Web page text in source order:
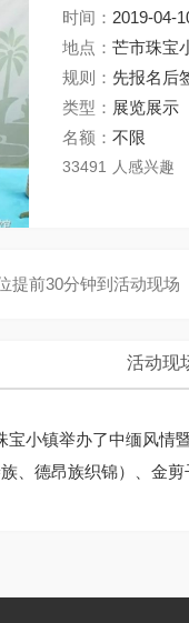
时间： 2019-04-
地点： 芒市珠宝
规则： 先报名后
类型： 展览展示
名额： 不限
33491 人感兴趣
提前30分钟到活动现场
活动现
小镇举办了中缅风
、德昂族织锦）、金